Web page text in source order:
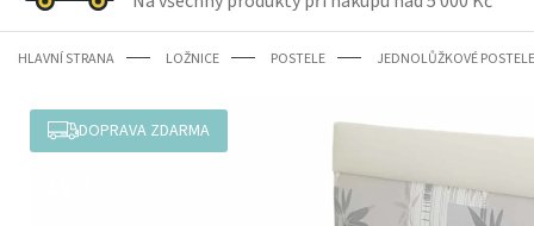
HLAVNÍ STRANA LOŽNICE POSTELE JEDNOLŮŽKOVÉ POSTELE
DOPRAVA ZDARMA